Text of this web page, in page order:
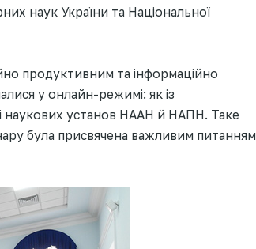
наук України та Національної
продуктивним та інформаційно
у онлайн-режимі: як із
наукових установ НААН й НАПН. Таке
була присвячена важливим питанням